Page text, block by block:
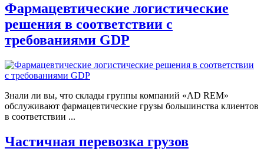
Фармацевтические логистические
решения в соответствии с
требованиями GDP
Знали ли вы, что склады группы компаний «AD REM»
обслуживают фармацевтические грузы большинства клиентов
в соответствии ...
Частичная перевозка грузов